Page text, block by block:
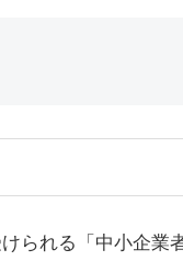
られる「中小企業者